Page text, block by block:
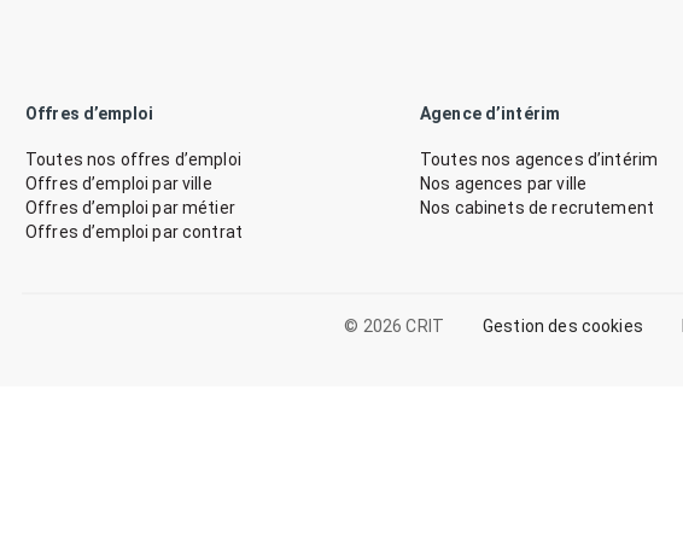
Offres d’emploi
Toutes nos offres d’emploi
Offres d’emploi par ville
Offres d’emploi par métier
Offres d’emploi par contrat
Agence d’intérim
Toutes nos agences d’intérim
Nos agences par ville
Nos cabinets de recrutement
© 2026 CRIT Gestion des cookies